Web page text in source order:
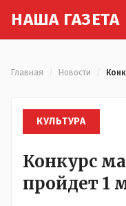
НАША ГАЗЕТА
Главная Новости
КУЛЬТУРА
Конкурс
пройдет 1